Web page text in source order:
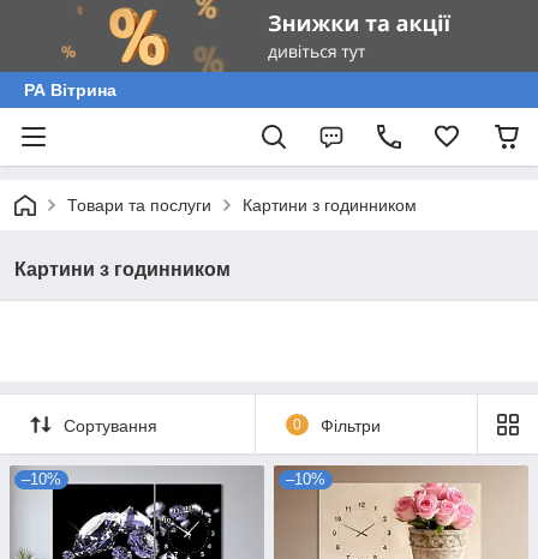
РА Вітрина
Товари та послуги Картини з годинником
Картини з годинником
Сортування 0 Фільтри
–10% –10%